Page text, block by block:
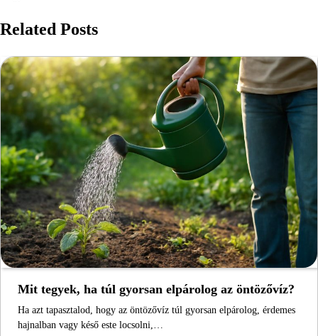
Related Posts
Mit tegyek, ha túl gyorsan elpárolog az öntözővíz?
Ha azt tapasztalod, hogy az öntözővíz túl gyorsan elpárolog, érdemes
hajnalban vagy késő este locsolni,…